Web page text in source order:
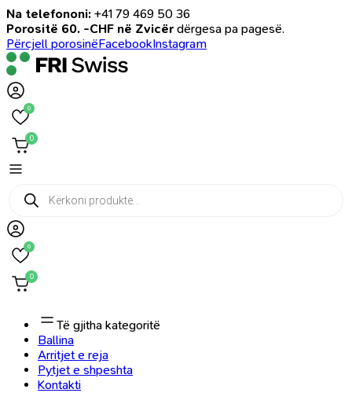
Na telefononi: +41 79 469 50 36
Porositë 60. -CHF në Zvicër dërgesa pa pagesë.
Përcjell porosinëFacebookInstagram
0
0
Products
search
0
0
Të gjitha kategoritë
Ballina
Arritjet e reja
Pytjet e shpeshta
Kontakti